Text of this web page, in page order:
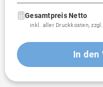
Gesamtpreis Netto
inkl. aller Druckkosten,
In den